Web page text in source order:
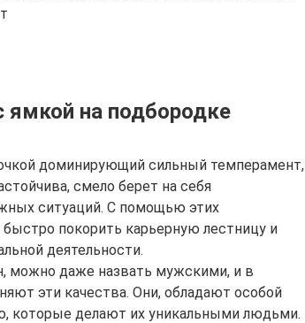
на подбородке
доминирующий сильный темперамент,
смело берет на себя
ситуаций. С помощью этих
покорить карьерную лестницу и
деятельности.
можно даже назвать мужскими, и в
эти качества. Они, обладают особой
которые делают их уникальными людьми.